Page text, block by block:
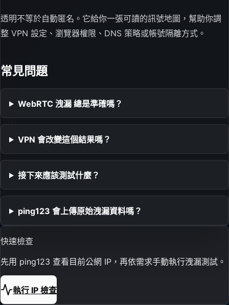
透明不等於自動匿名。它給你一張可讀的訊號地圖，幫助你調
整 VPN 設定、瀏覽器權限、DNS 策略或帳號隔離方式。
常見問題
WebRTC 洩漏 總是準確嗎？
VPN 會改變這個結果嗎？
接下來應該測試什麼？
ping123 會上傳原始洩漏資料嗎？
快速檢查
先用 ping123 查看目前公網 IP，再依需求手動執行洩漏測試。
執行 IP 檢查